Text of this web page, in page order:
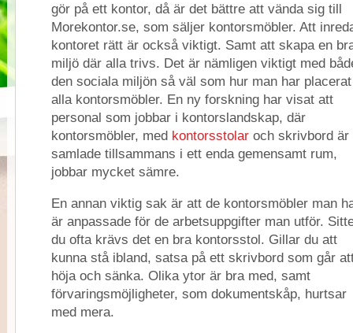
gör på ett kontor, då är det bättre att vända sig till
Morekontor.se, som säljer kontorsmöbler. Att
kontoret rätt är också viktigt. Samt att skapa en
miljö där alla trivs. Det är nämligen viktigt med
den sociala miljön så väl som hur man har placerat
alla kontorsmöbler. En ny forskning har visat att
personal som jobbar i kontorslandskap, där
kontorsmöbler, med kontorsstolar och skrivbord är
samlade tillsammans i ett enda gemensamt rum,
jobbar mycket sämre.
En annan viktig sak är att de kontorsmöbler man
är anpassade för de arbetsuppgifter man utför.
du ofta krävs det en bra kontorsstol. Gillar du att
kunna stå ibland, satsa på ett skrivbord som går
höja och sänka. Olika ytor är bra med, samt
förvaringsmöjligheter, som dokumentskåp, hurtsar
med mera.